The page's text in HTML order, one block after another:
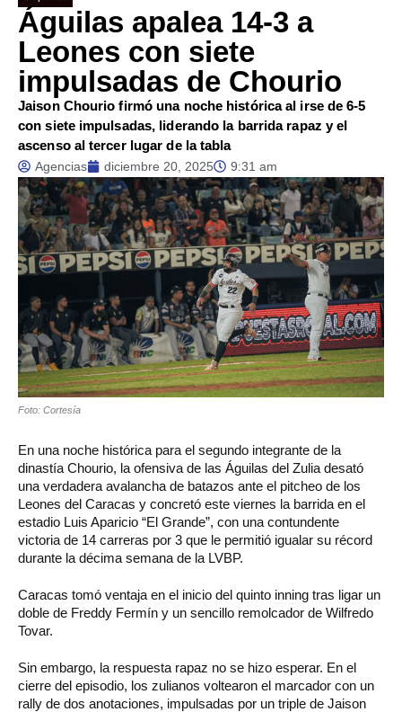
Águilas apalea 14-3 a
Leones con siete
impulsadas de Chourio
Jaison Chourio firmó una noche histórica al irse de 6-5
con siete impulsadas, liderando la barrida rapaz y el
ascenso al tercer lugar de la tabla
Agencias diciembre 20, 2025 9:31 am
Foto: Cortesía
En una noche histórica para el segundo integrante de la
dinastía Chourio, la ofensiva de las Águilas del Zulia desató
una verdadera avalancha de batazos ante el pitcheo de los
Leones del Caracas y concretó este viernes la barrida en el
estadio Luis Aparicio “El Grande”, con una contundente
victoria de 14 carreras por 3 que le permitió igualar su récord
durante la décima semana de la LVBP.
Caracas tomó ventaja en el inicio del quinto inning tras ligar un
doble de Freddy Fermín y un sencillo remolcador de Wilfredo
Tovar.
Sin embargo, la respuesta rapaz no se hizo esperar. En el
cierre del episodio, los zulianos voltearon el marcador con un
rally de dos anotaciones, impulsadas por un triple de Jaison